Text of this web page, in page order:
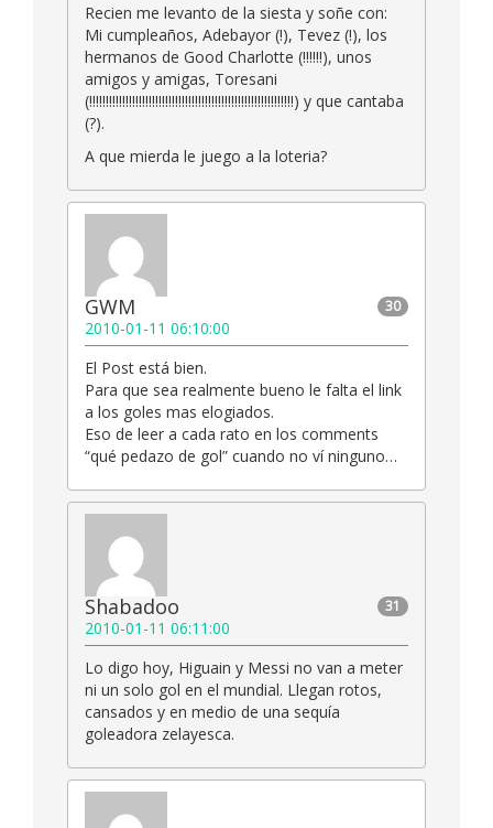
Recien me levanto de la siesta y soñe con:
Mi cumpleaños, Adebayor (!), Tevez (!), los
hermanos de Good Charlotte (!!!!!!), unos
amigos y amigas, Toresani
(!!!!!!!!!!!!!!!!!!!!!!!!!!!!!!!!!!!!!!!!!!!!!!!!!!!!!!!!!!!!!!) y que cantaba
(?).
A que mierda le juego a la loteria?
30
GWM
2010-01-11 06:10:00
El Post está bien.
Para que sea realmente bueno le falta el link
a los goles mas elogiados.
Eso de leer a cada rato en los comments
“qué pedazo de gol” cuando no ví ninguno…
31
Shabadoo
2010-01-11 06:11:00
Lo digo hoy, Higuain y Messi no van a meter
ni un solo gol en el mundial. Llegan rotos,
cansados y en medio de una sequía
goleadora zelayesca.